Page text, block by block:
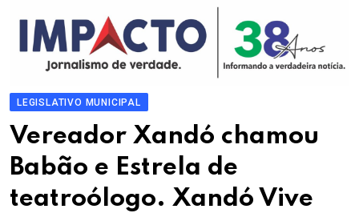
LEGISLATIVO MUNICIPAL
Vereador Xandó chamou
Babão e Estrela de
teatroólogo. Xandó Vive